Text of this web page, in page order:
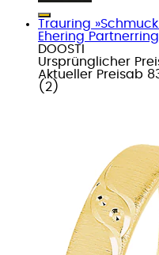
Trauring
Ehering Partnerring
DOOSTI
Ursprünglicher
Aktueller Preisab
( 2 )